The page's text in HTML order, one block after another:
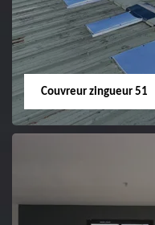
Couvreur zingueur 51